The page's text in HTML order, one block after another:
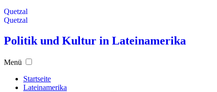
Quetzal
Quetzal
Politik und Kultur in Lateinamerika
Menü
Startseite
Lateinamerika